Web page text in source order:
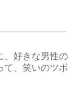
、好きな男性の
て、笑いのツボ